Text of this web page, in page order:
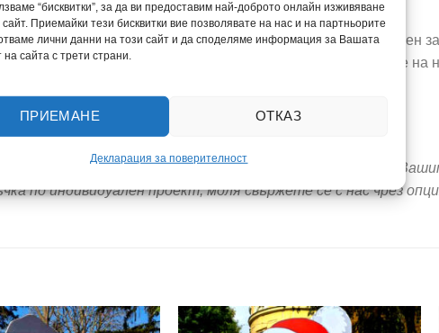
“бисквитки”, за да ви предоставим най-доброто онлайн изживяване
Приемайки тези бисквитки вие позволявате на нас и на партньорите
лични данни на този сайт и да споделяме информация за Вашата
на сайта с трети страни.
ПРИЕМАНЕ ОТКАЗ
Декларация за поверителност
издръжлив гумиран плат, специално предназначен
силен вятър, дъжд и слънце, което гарантира запазване на
така и за дълготрайно излагане на открито.
може да бъде изработен в различни размери според
по индивидуален проект, моля свържете се с нас чрез